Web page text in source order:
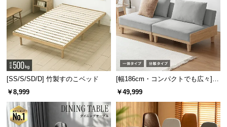
[SS/S/SD/D] 竹製すのこベッド
￥8,999
[幅186cm・コンパクトでも広々] 3
人掛けソファベッド リクライニン
￥49,999